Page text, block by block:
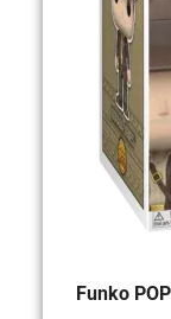
Funko